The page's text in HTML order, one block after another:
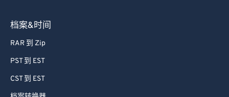
档案&时间
RAR 到 Zip
PST 到 EST
CST 到 EST